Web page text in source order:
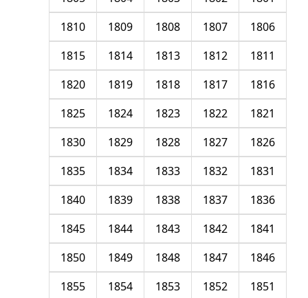
1806
1807
1808
1809
1810
1811
1812
1813
1814
1815
1816
1817
1818
1819
1820
1821
1822
1823
1824
1825
1826
1827
1828
1829
1830
1831
1832
1833
1834
1835
1836
1837
1838
1839
1840
1841
1842
1843
1844
1845
1846
1847
1848
1849
1850
1851
1852
1853
1854
1855